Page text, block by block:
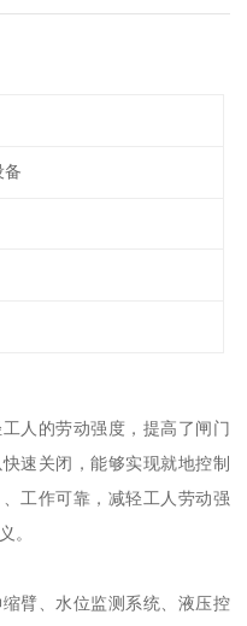
备
人的劳动强度，提高了闸门
速关闭，能够实现就地控制
工作可靠，减轻工人劳动强
。
臂、水位监测系统、液压控